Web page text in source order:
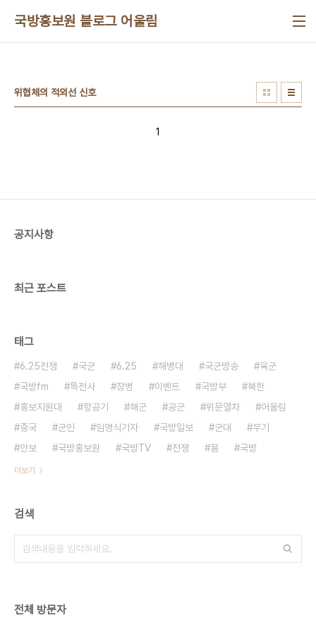
국방홍보원 블로그 어울림
위협체의 적외선 신호
1
공지사항
최근 포스트
태그
6.25전쟁 국군 6.25 해병대 국군방송
육군
국방fm
특전사 장병 이벤트 국방부
북한
홍보지원대
항공기 해군 공군 위문열차
어울림
중국
군인 임영식기자 국방일보 군대
무기
안보
국방홍보원 국방TV 전쟁 붐 국방
더보기
검색
전체 방문자